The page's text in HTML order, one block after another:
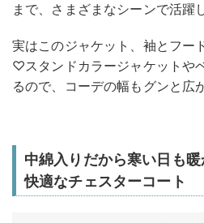
まで、さまざまなシーンで活躍
実はこのジャケット、袖とフー
♡スタンドカラージャケットや
るので、コーデの幅もグンと広
中綿入りだから寒い日も
快適なチェスターコート